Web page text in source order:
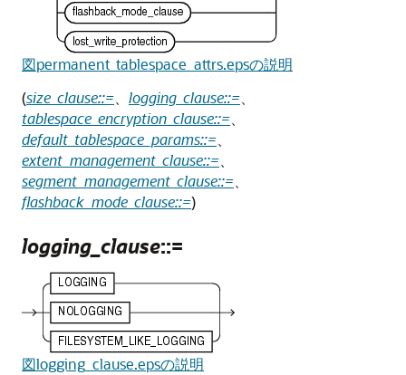
図permanent_tablespace_attrs.epsの説明
(size_clause::=、 logging_clause::=、
tablespace_encryption_clause::=、
default_tablespace_params::=、
extent_management_clause::=、
segment_management_clause::=、
flashback_mode_clause::=)
logging_clause::=
図logging_clause.epsの説明